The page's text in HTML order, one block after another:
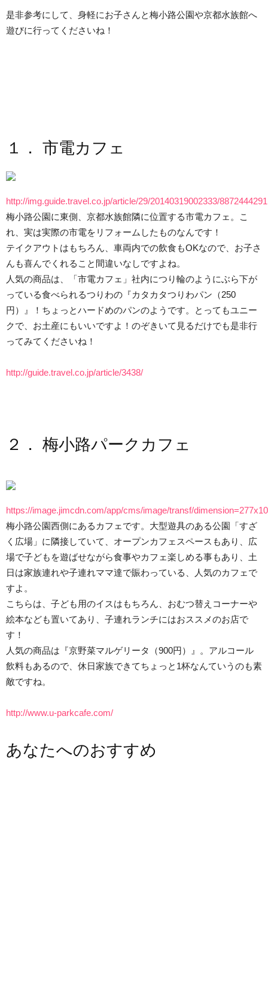
是非参考にして、身軽にお子さんと梅小路公園や京都水族館へ
遊びに行ってくださいね！
１． 市電カフェ
http://img.guide.travel.co.jp/article/29/20140319002333/
梅小路公園に東側、京都水族館隣に位置する市電カフェ。こ
れ、実は実際の市電をリフォームしたものなんです！
テイクアウトはもちろん、車両内での飲食もOKなので、お子さ
んも喜んでくれること間違いなしですよね。
人気の商品は、「市電カフェ」社内につり輪のようにぶら下が
っている食べられるつりわの『カタカタつりわパン（250
円）』！ちょっとハードめのパンのようです。とってもユニー
クで、お土産にもいいですよ！のぞきいて見るだけでも是非行
ってみてくださいね！
http://guide.travel.co.jp/article/3438/
２． 梅小路パークカフェ
https://image.jimcdn.com/app/cms/image/transf/
梅小路公園西側にあるカフェです。大型遊具のある公園「すざ
く広場」に隣接していて、オープンカフェスペースもあり、広
場で子どもを遊ばせながら食事やカフェ楽しめる事もあり、土
日は家族連れや子連れママ達で賑わっている、人気のカフェで
すよ。
こちらは、子ども用のイスはもちろん、おむつ替えコーナーや
絵本なども置いてあり、子連れランチにはおススメのお店で
す！
人気の商品は『京野菜マルゲリータ（900円）』。アルコール
飲料もあるので、休日家族できてちょっと1杯なんていうのも素
敵ですね。
http://www.u-parkcafe.com/
あなたへのおすすめ